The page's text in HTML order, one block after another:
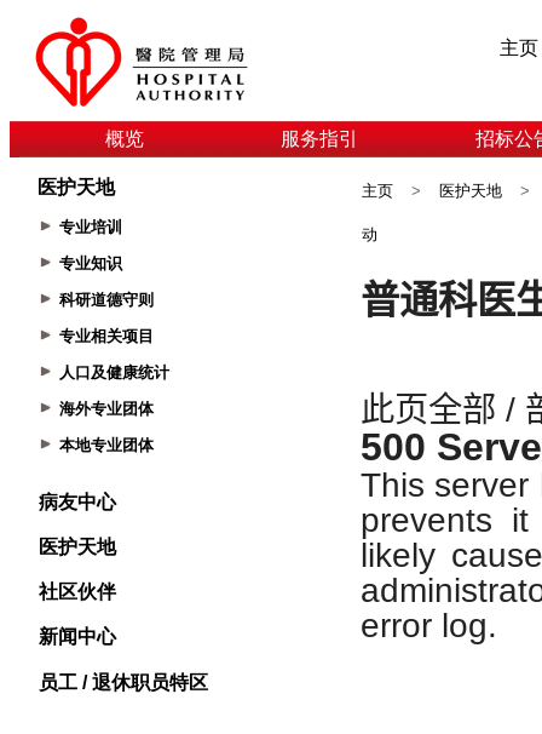
主页
概览 服务指引 招标公
医护天地
专业培训
专业知识
科研道德守则
专业相关项目
人口及健康统计
海外专业团体
本地专业团体
病友中心
医护天地
社区伙伴
新闻中心
员工 / 退休职员特区
主页 > 医护天地 >
动